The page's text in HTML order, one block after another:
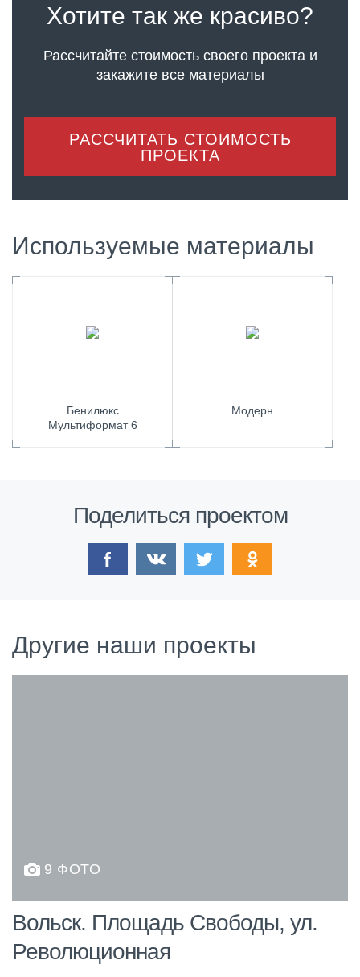
Хотите так же красиво?
Рассчитайте стоимость своего проектаи
закажите все материалы
РАССЧИТАТЬ СТОИМОСТЬ
ПРОЕКТА
Используемые материалы
Бенилюкс
Мультиформат 6
Модерн
Поделиться проектом
Другие наши проекты
9 ФОТО
Вольск. Площадь Свободы, ул.
Революционная